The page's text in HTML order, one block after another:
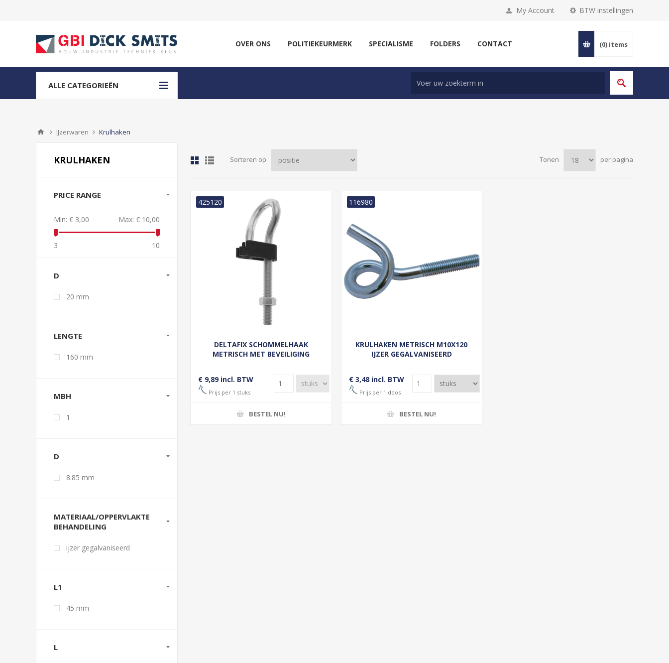
BTW instellingen
My Account
OVER ONS POLITIEKEURMERK SPECIALISME FOLDERS CONTACT (0) items
ALLE CATEGORIEËN
IJzerwaren Krulhaken
Sorteren op Tonen per pagina
DELTAFIX SCHOMMELHAAK
METRISCH MET BEVEILIGING
425120
€ 9,89 incl. BTW
Prijs per 1 stuks
BESTEL NU!
KRULHAKEN METRISCH M10X120
IJZER GEGALVANISEERD
116980
€ 3,48 incl. BTW
Prijs per 1 doos
BESTEL NU!
KRULHAKEN
PRICE RANGE
Min: € 3,00 Max: € 10,00
3 10
D
20 mm
LENGTE
160 mm
MBH
1
D
8.85 mm
MATERIAAL/OPPERVLAKTE
BEHANDELING
ijzer gegalvaniseerd
L1
45 mm
L